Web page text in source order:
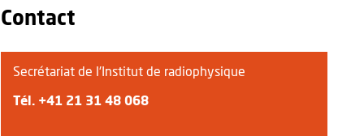
Contact
Secrétariat de l'Institut de radiophysique
Tél. +41 21 31 48 068